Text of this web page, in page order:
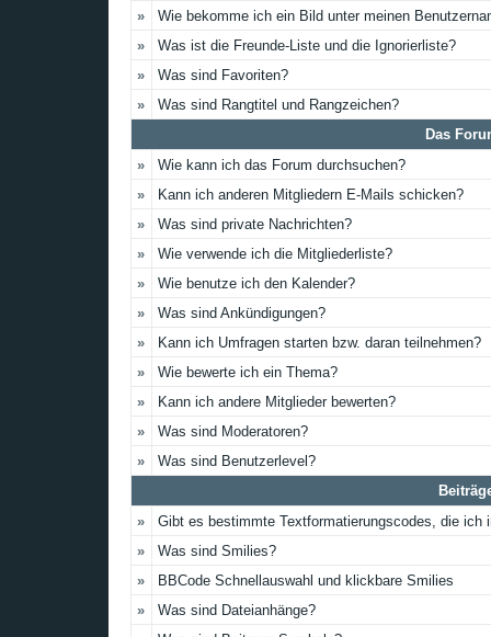
»
Wie bekomme ich ein Bild unter meinen
»
Was ist die Freunde-Liste und die Ignorierliste?
»
Was sind Favoriten?
»
Was sind Rangtitel und Rangzeichen?
Das
»
Wie kann ich das Forum durchsuchen?
»
Kann ich anderen Mitgliedern E-Mails schicken?
»
Was sind private Nachrichten?
»
Wie verwende ich die Mitgliederliste?
»
Wie benutze ich den Kalender?
»
Was sind Ankündigungen?
»
Kann ich Umfragen starten bzw. daran teilnehmen?
»
Wie bewerte ich ein Thema?
»
Kann ich andere Mitglieder bewerten?
»
Was sind Moderatoren?
»
Was sind Benutzerlevel?
»
Gibt es bestimmte Textformatierungscodes, die ich
»
Was sind Smilies?
»
BBCode Schnellauswahl und klickbare Smilies
»
Was sind Dateianhänge?